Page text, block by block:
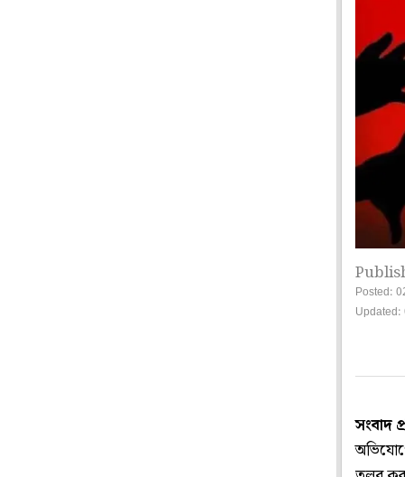
Posted:
Updated:
সংবাদ